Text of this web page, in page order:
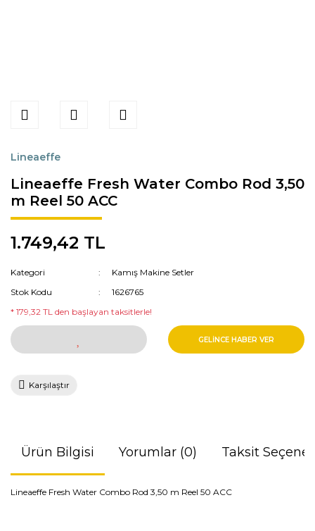
Lineaeffe
Lineaeffe Fresh Water Combo Rod 3,50
m Reel 50 ACC
1.749,42 TL
Kategori
Kamış Makine Setler
Stok Kodu
1626765
* 179,32 TL den başlayan taksitlerle!
GELİNCE HABER VER
Karşılaştır
Ürün Bilgisi Yorumlar (0) Taksit
Lineaeffe Fresh Water Combo Rod 3,50 m Reel 50 ACC